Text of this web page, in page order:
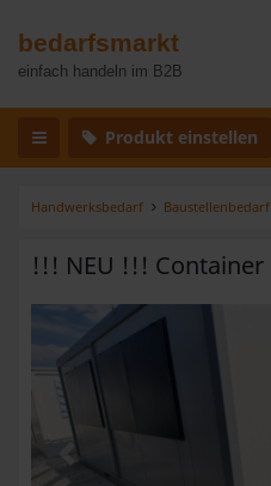
bedarfsmarkt
einfach handeln im B2B
Produkt einstellen
Handwerksbedarf Baustellenbedarf
!!! NEU !!! Container
Zurück